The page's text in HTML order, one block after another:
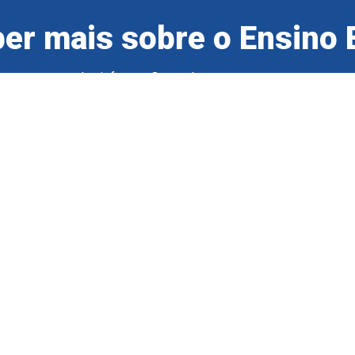
mais sobre o Ensino
se e receba informações sobre os nossos cursos e